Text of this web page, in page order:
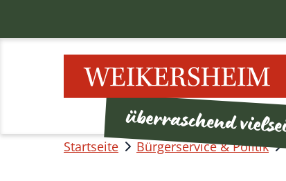
Startseite Bürgerservice & Politik